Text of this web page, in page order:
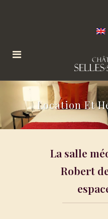
Location Et
La salle
Robert